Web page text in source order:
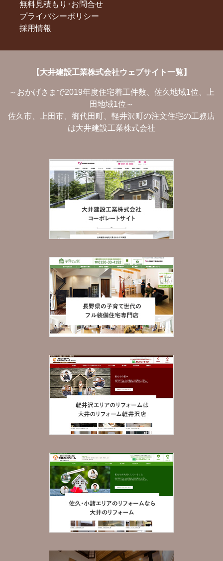
無料見積もり･お問合せ
プライバシーポリシー
採用情報
【大井建設工業株式会社ウェブサイト一覧】
～おかげさまで2019年度住宅着工件数、佐久地域1位、上
田地域1位～
佐久市、上田市、御代田町、軽井沢町の注文住宅の工務店
は大井建設工業株式会社